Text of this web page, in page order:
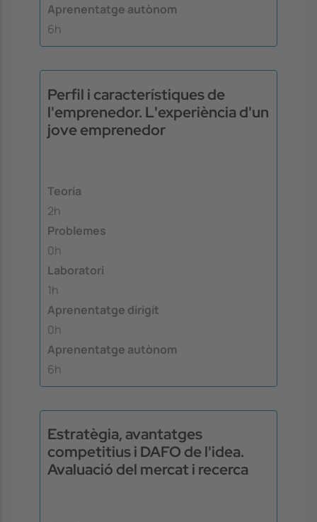
Aprenentatge autònom
6h
Perfil i característiques de
l'emprenedor. L'experiència d'un
jove emprenedor
Teoria
2h
Problemes
0h
Laboratori
1h
Aprenentatge dirigit
0h
Aprenentatge autònom
6h
Estratègia, avantatges
competitius i DAFO de l'idea.
Avaluació del mercat i recerca